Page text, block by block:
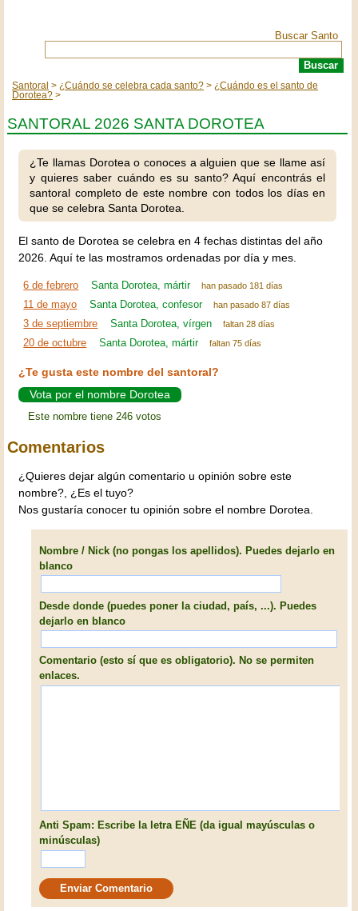
Buscar Santo
Santoral ¿Cuándo se celebra cada santo?
¿Cuándo es el santo de
Dorotea?
SANTORAL 2026 SANTA DOROTEA
¿Te llamas Dorotea o conoces a alguien que se llame así
y quieres saber cuándo es su santo? Aquí encontrás el
santoral completo de este nombre con todos los días en
que se celebra Santa Dorotea.
El santo de Dorotea se celebra en 4 fechas distintas del año
2026. Aquí te las mostramos ordenadas por día y mes.
6 de febrero Santa Dorotea, mártir han pasado 181 días
11 de mayo Santa Dorotea, confesor han pasado 87 días
3 de septiembre Santa Dorotea, vírgen faltan 28 días
20 de octubre Santa Dorotea, mártir faltan 75 días
¿Te gusta este nombre del santoral?
Vota por el nombre Dorotea
Este nombre tiene 246 votos
Comentarios
¿Quieres dejar algún comentario u opinión sobre este
nombre?, ¿Es el tuyo?
Nos gustaría conocer tu opinión sobre el nombre Dorotea.
Nombre / Nick (no pongas los apellidos). Puedes dejarlo en
blanco
Desde donde (puedes poner la ciudad, país, ...). Puedes
dejarlo en blanco
Comentario (esto sí que es obligatorio). No se permiten
enlaces.
Anti Spam: Escribe la letra EÑE (da igual mayúsculas o
minúsculas)